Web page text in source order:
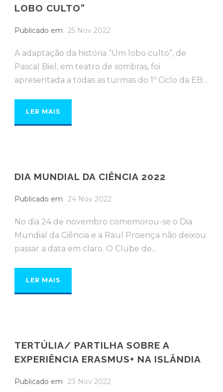
LOBO CULTO”
Publicado em 25 Nov 2022
A adaptação da história “Um lobo culto”, de
Pascal Biel, em teatro de sombras, foi
apresentada a todas as turmas do 1º Ciclo da EB...
LER MAIS
DIA MUNDIAL DA CIÊNCIA 2022
Publicado em 24 Nov 2022
No dia 24 de novembro comemorou-se o Dia
Mundial da Ciência e a Raul Proença não deixou
passar a data em claro. O Clube de...
LER MAIS
TERTÚLIA/ PARTILHA SOBRE A
EXPERIÊNCIA ERASMUS+ NA ISLÂNDIA
Publicado em 23 Nov 2022